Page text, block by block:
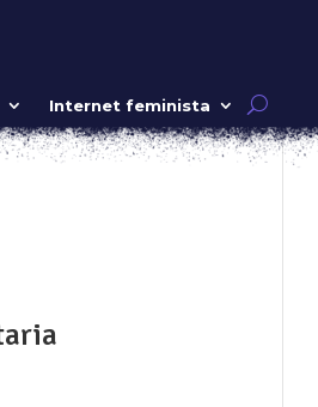
Internet feminista
año
text_color=»dark»